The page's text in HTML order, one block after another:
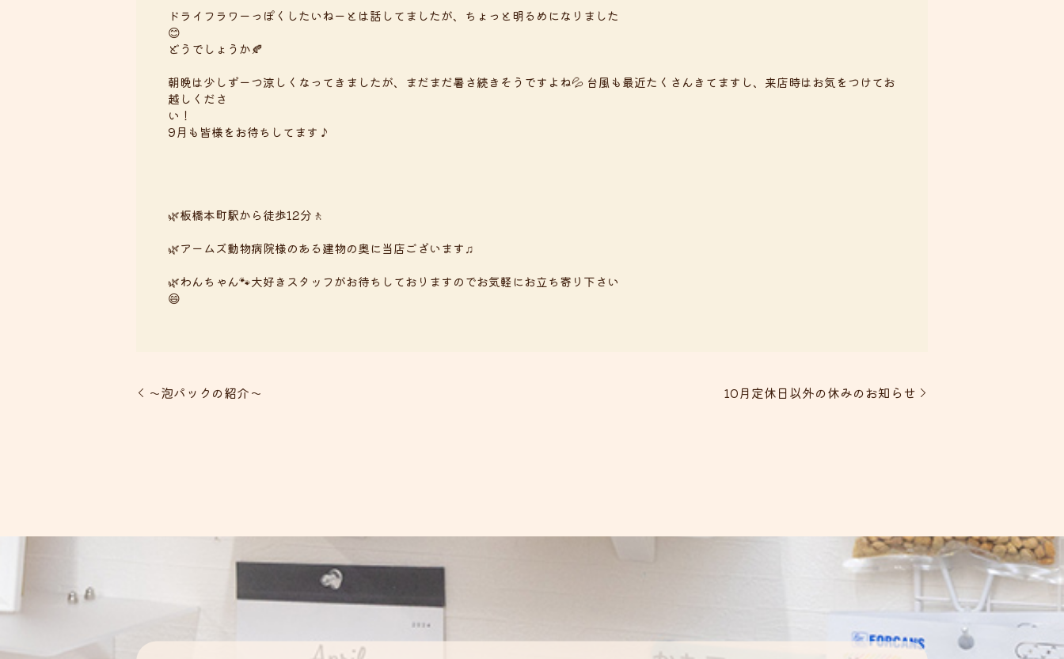
ドライフラワーっぽくしたいねーとは話してましたが、ちょっと明るめになりました
どうでしょうか🍂
朝晩は少しずーつ涼しくなってきましたが、まだまだ暑さ続きそうですよね💦 台風も最近たくさんきてますし、来店時はお気をつけてお
越しくださ
い
9月も皆様をお待ちしてます♪
🌿板橋本町駅から徒歩12分🚶
🌿アームズ動物病院様のある建物の奥に当店ございます♫
🌿わんちゃん🐾大好きスタッフがお待ちしておりますのでお気軽にお立ち寄り下さい
😄
～泡パックの紹介～ 10月定休日以外の休みのお知らせ